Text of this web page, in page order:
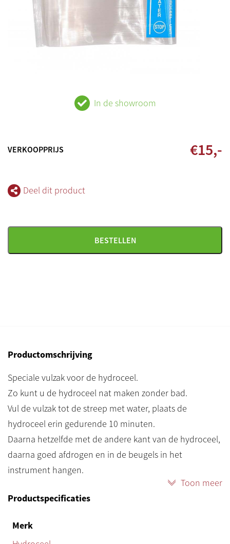
In de showroom
VERKOOPPRIJS €15,-
Deel dit product
BESTELLEN
Productomschrijving
Speciale vulzak voor de hydroceel.
Zo kunt u de hydroceel nat maken zonder bad.
Vul de vulzak tot de streep met water, plaats de
hydroceel erin gedurende 10 minuten.
Daarna hetzelfde met de andere kant van de hydroceel,
daarna goed afdrogen en in de beugels in het
instrument hangen.
We hebben zowel de vulzak als de hydroceel op
voorraad.
Toon meer
Productspecificaties
Merk